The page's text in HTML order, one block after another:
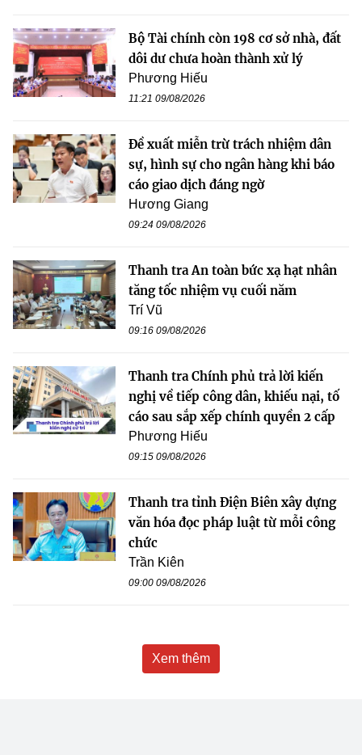
Bộ Tài chính còn 198 cơ sở nhà, đất
dôi dư chưa hoàn thành xử lý
Phương Hiếu
11:21 09/08/2026
Đề xuất miễn trừ trách nhiệm dân
sự, hình sự cho ngân hàng khi báo
cáo giao dịch đáng ngờ
Hương Giang
09:24 09/08/2026
Thanh tra An toàn bức xạ hạt nhân
tăng tốc nhiệm vụ cuối năm
Trí Vũ
09:16 09/08/2026
Thanh tra Chính phủ trả lời kiến
nghị về tiếp công dân, khiếu nại, tố
cáo sau sắp xếp chính quyền 2 cấp
Phương Hiếu
09:15 09/08/2026
Thanh tra tỉnh Điện Biên xây dựng
văn hóa đọc pháp luật từ mỗi công
chức
Trần Kiên
09:00 09/08/2026
Xem thêm